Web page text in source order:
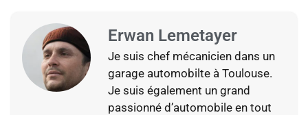
Erwan Lemetayer
Je suis chef mécanicien dans un
garage automobilte à Toulouse.
Je suis également un grand
passionné d’automobile en tout